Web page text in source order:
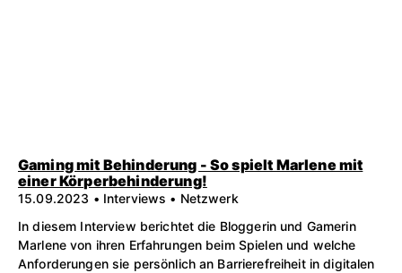
Gaming mit Behinderung - So spielt Marlene mit
einer Körperbehinderung!
15.09.2023 • Interviews • Netzwerk
In diesem Interview berichtet die Bloggerin und Gamerin
Marlene von ihren Erfahrungen beim Spielen und welche
Anforderungen sie persönlich an Barrierefreiheit in digitalen